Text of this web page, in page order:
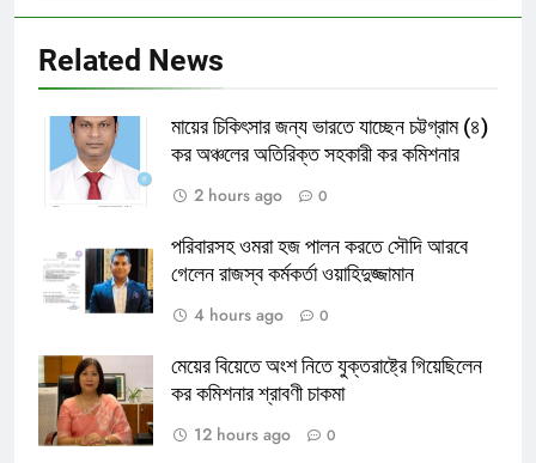
Related News
মায়ের চিকিৎসার জন্য ভারতে যাচ্ছেন চট্টগ্রাম (৪)
কর অঞ্চলের অতিরিক্ত সহকারী কর কমিশনার
2 hours ago
0
পরিবারসহ ওমরা হজ পালন করতে সৌদি আরবে
গেলেন রাজস্ব কর্মকর্তা ওয়াহিদুজ্জামান
4 hours ago
0
মেয়ের বিয়েতে অংশ নিতে যুক্তরাষ্ট্রে গিয়েছিলেন
কর কমিশনার শ্রাবণী চাকমা
12 hours ago
0